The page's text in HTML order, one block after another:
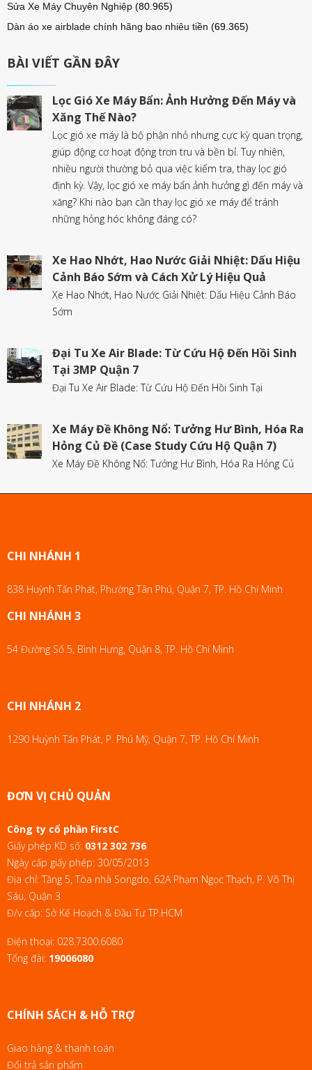
Sửa Xe Máy Chuyên Nghiệp (80.965)
Dàn áo xe airblade chính hãng bao nhiêu tiền (69.365)
BÀI VIẾT GẦN ĐÂY
Lọc Gió Xe Máy Bẩn: Ảnh Hưởng Đến Máy và
Xăng Thế Nào?
Lọc gió xe máy là bộ phận nhỏ nhưng cực kỳ quan trọng,
giúp động cơ hoạt động trơn tru và bền bỉ. Tuy nhiên,
nhiều người thường bỏ qua việc kiểm tra, thay lọc gió
định kỳ. Vậy, lọc gió xe máy bẩn ảnh hưởng gì đến máy và
xăng? Khi nào bạn cần thay lọc gió xe máy để tránh
những hỏng hóc không đáng có?
Xe Hao Nhớt, Hao Nước Giải Nhiệt: Dấu Hiệu
Cảnh Báo Sớm và Cách Xử Lý Hiệu Quả
Xe Hao Nhớt, Hao Nước Giải Nhiệt: Dấu Hiệu Cảnh Báo
Sớm
Đại Tu Xe Air Blade: Từ Cứu Hộ Đến Hồi Sinh
Tại 3MP Quận 7
Đại Tu Xe Air Blade: Từ Cứu Hộ Đến Hồi Sinh Tại
Xe Máy Đề Không Nổ: Tưởng Hư Bình, Hóa Ra
Hỏng Củ Đề (Case Study Cứu Hộ Quận 7)
Xe Máy Đề Không Nổ: Tưởng Hư Bình, Hóa Ra Hỏng Củ
CHI NHÁNH 1
838 Huỳnh Tấn Phát, Phường Tân Phú, Quận 7, TP. Hồ Chí Minh
CHI NHÁNH 3
54 Đường Số 5, Bình Hưng, Quận 8, TP. Hồ Chí Minh
CHI NHÁNH 2
1290 Huỳnh Tấn Phát, P. Phú Mỹ, Quận 7, TP. Hồ Chí Minh
ĐƠN VỊ CHỦ QUẢN
Công ty cổ phần FirstC
Giấy phép KD số: 0312 302 736
Ngày cấp giấy phép: 30/05/2013
Địa chỉ: Tầng 5, Tòa nhà Songdo, 62A Phạm Ngọc Thạch, P. Võ Thị
Sáu, Quận 3
Đ/v cấp: Sở Kế Hoạch & Đầu Tư TP.HCM
Điện thoại: 028.7300.6080
Tổng đài: 19006080
CHÍNH SÁCH & HỖ TRỢ
Giao hàng & thanh toán
Đổi trả sản phẩm